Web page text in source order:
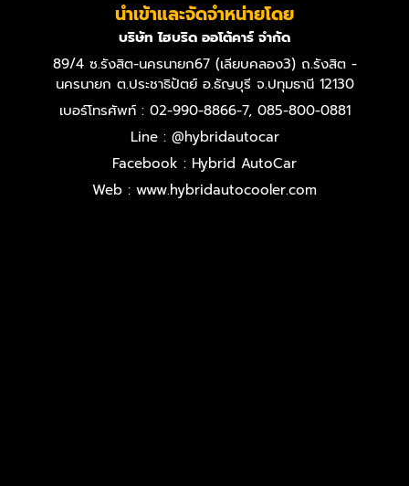
นำเข้าและจัดจำหน่ายโดย
บริษัท ไฮบริด ออโต้คาร์ จำกัด
89/4 ซ.รังสิต-นครนายก67 (เลียบคลอง3) ถ.รังสิต -
นครนายก ต.ประชาธิปัตย์ อ.ธัญบุรี จ.ปทุมธานี 12130
เบอร์โทรศัพท์ : 02-990-8866-7, 085-800-0881
Line : @hybridautocar
Facebook : Hybrid AutoCar
Web : www.hybridautocooler.com